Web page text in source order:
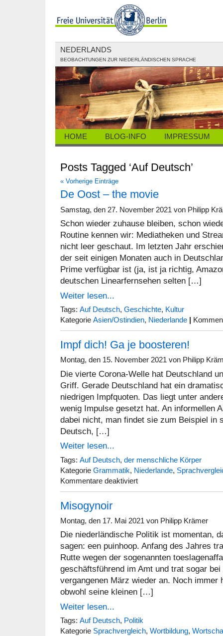
NEDERLANDS
BEOBACHTUNGEN ZUR NIEDERLÄNDISCHEN SPRACHE
HOME BLOG-INFO IMPRESSUM
Posts Tagged ‘Auf Deutsch’
« Vorherige Einträge
De Oost – the movie
Samstag, den 27. November 2021 von Philipp
Schon wieder zuhause bleiben, schon
Routine kennen wir: Mediatheken und
nicht leer geschaut. Im letzten Jahr
der seit einigen Monaten auch in
Prime verfügbar ist (ja, ist ja richtig,
deutschen Linearfernsehen selten […]
Weiter lesen...
Tags: Auf Deutsch, Geschichte, Kultur
Kategorie Asien/Ostindien, Niederlande
Impf dich! Ga je boosteren!
Montag, den 15. November 2021 von Philipp
Die vierte Corona-Welle hat Deutschland
Griff. Gerade Deutschland hat ein
niedrigen Impfquoten. Das liegt unter
wenig Impulse gesetzt hat. An informellen
dabei nicht, man findet sie zum Beispiel in
Deutsch, […]
Weiter lesen...
Tags: Auf Deutsch, der menschliche Körper
Kategorie Grammatik, Niederlande,
Kommentare deaktiviertfür
boosteren!
Misogynoir
Montag, den 17. Mai 2021 von Philipp Krämer
Die niederländische Politik ist momentan,
sagen: een puinhoop. Anfang des Jahres
Rutte wegen der sogenannten
geschäftsführend im Amt und trat sogar
vergangenen März wieder an. Noch immer
obwohl seine kleinen […]
Weiter lesen...
Tags: Auf Deutsch, Politik
Kategorie Sprachvergleich, Wortbildung,